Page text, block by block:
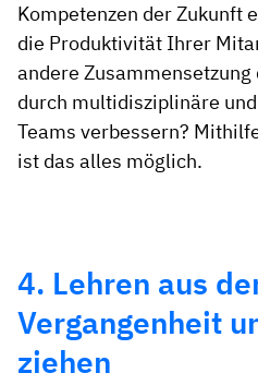
Kompetenzen der Zukunft
die Produktivität Ihrer
andere
durch multidisziplinäre
Teams verbessern?
ist das alles möglich.
4. Lehren aus
Vergangenheit
ziehen